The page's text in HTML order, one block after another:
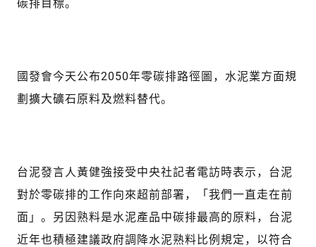
國發會今天公布2050年零碳排路徑圖，水泥業方面規
劃擴大礦石原料及燃料替代。
台泥發言人黃健強接受中央社記者電訪時表示，台泥
對於零碳排的工作向來超前部署，「我們一直走在前
面」。另因熟料是水泥產品中碳排最高的原料，台泥
近年也積極建議政府調降水泥熟料比例規定，以符合